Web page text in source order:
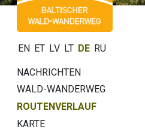
EN ET LV LT DE RU
NACHRICHTEN
WALD-WANDERWEG
ROUTENVERLAUF
KARTE